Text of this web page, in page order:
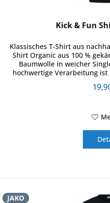
Kick & Fun
Klassisches T-Shirt aus
Shirt Organic aus 100 %
Baumwolle in weicher
hochwertige Verarbeitung
JAKO